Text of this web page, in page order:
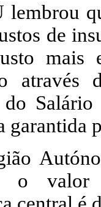
lembrou
de
garantida
o